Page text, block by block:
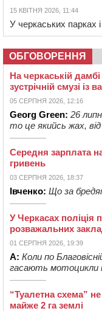
15 КВІТНЯ 2026, 11:44
У черкаських парках
ОБГОВОРЕННЯ
На черкаській
зустрічній смузі із
05 СЕРПНЯ 2026, 12:16
Georg Green: 26
то це якийсь жах, від
Середня зарплата
гривень
03 СЕРПНЯ 2026, 18:37
Івченко: Що за
У Черкасах поліція
розважальних
01 СЕРПНЯ 2026, 19:39
А: Коли по
гасають мотоцикли
“Туалетна схема”
майже 2 га землі